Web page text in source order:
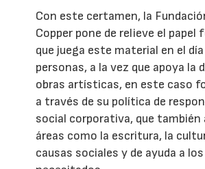
Con este certamen, la
Copper pone de relieve el papel
que juega este material en el día
personas, a la vez que apoya la
obras artísticas, en este caso
a través de su política de
social corporativa, que también
áreas como la escritura, la
causas sociales y de ayuda a